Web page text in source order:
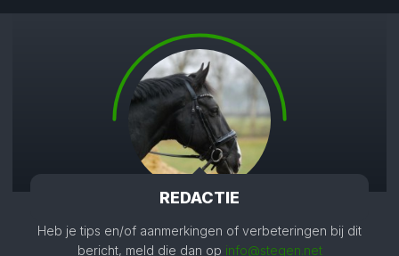
REDACTIE
Heb je tips en/of aanmerkingen of verbeteringen bij dit
bericht, meld die dan op info@stegen.net